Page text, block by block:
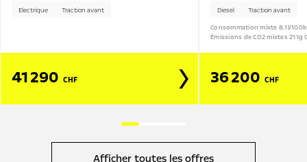
Electrique Traction avant
41 290 CHF
Diesel Traction avant
Consommation mixte 8.1l/
Émissions de CO2 mixtes 211g
36 200 CHF
Afficher toutes les offres